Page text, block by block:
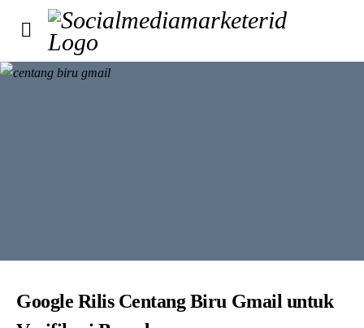
Google Rilis Centang Biru Gmail untuk